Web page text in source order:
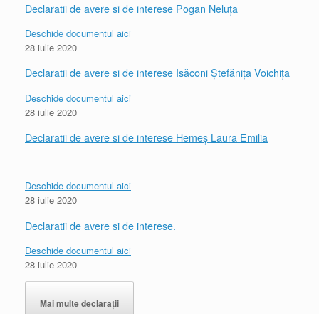
Declaratii de avere si de interese Pogan Neluța
Deschide documentul aici
28 iulie 2020
Declaratii de avere si de interese Isăconi Ștefănița Voichița
Deschide documentul aici
28 iulie 2020
Declaratii de avere si de interese Hemeș Laura Emilia
Deschide documentul aici
28 iulie 2020
Declaratii de avere si de interese.
Deschide documentul aici
28 iulie 2020
Mai multe declarații